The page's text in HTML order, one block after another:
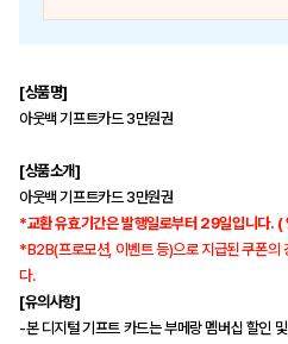
[상품명]
아웃백 기프트카드 3만원권
[상품소개]
아웃백 기프트카드 3만원권
*교환 유효기간은 발행일로부터 29일입니다. (
*B2B(프로모션, 이벤트 등)으로 지급된 쿠폰의
다.
[유의사항]
-본 디지털 기프트 카드는 부메랑 멤버십 할인